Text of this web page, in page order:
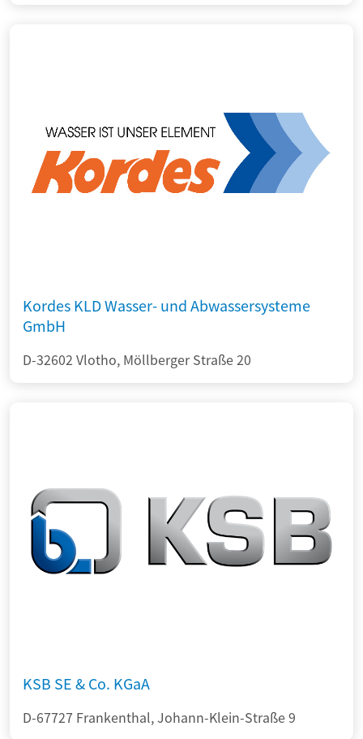
Kordes KLD Wasser- und Abwassersysteme
GmbH
D-32602 Vlotho, Möllberger Straße 20
KSB SE & Co. KGaA
D-67727 Frankenthal, Johann-Klein-Straße 9